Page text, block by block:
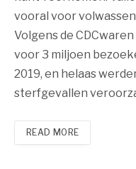
vooral voor
Volgens de
voor 3 miljoen
2019, en helaas
sterfgevallen
READ MORE